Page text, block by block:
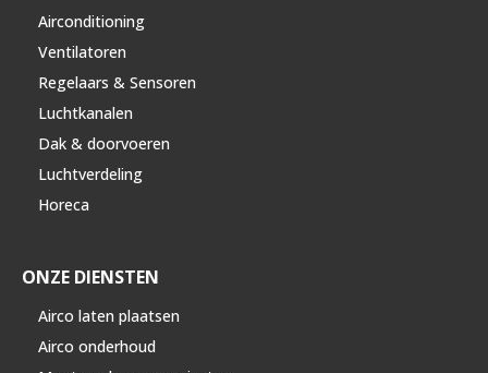
Airconditioning
Ventilatoren
Regelaars & Sensoren
Luchtkanalen
Dak & doorvoeren
Luchtverdeling
Horeca
ONZE DIENSTEN
Airco laten plaatsen
Airco onderhoud